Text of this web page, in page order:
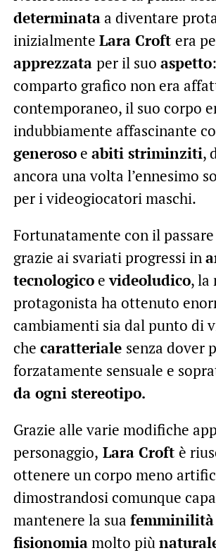
determinataa diventare
inizialmente Lara Croft era
apprezzata per il suo aspetto
comparto grafico non era
contemporaneo, il suo corpo
indubbiamente affascinante
generosoe abiti striminziti,
ancora una volta l’ennesimo
per i videogiocatori maschi.
Fortunatamente con il
grazie ai svariati progressi in
tecnologicoevideoludico, la
protagonista ha ottenuto
cambiamenti sia dal punto di
che caratteriale senza dover
forzatamente sensuale e
da ogni stereotipo.
Grazie alle varie modifiche
personaggio, Lara Croft è
ottenere un corpo meno
dimostrandosi comunque
mantenere la sua femminilità
fisionomiamolto più